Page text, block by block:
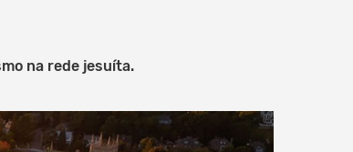
na rede jesuíta.